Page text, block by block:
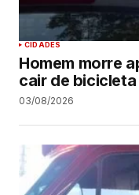
CIDADES
Homem morre
cair de bicicleta
03/08/2026